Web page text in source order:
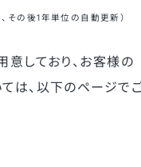
その後1年単位の自動更新）
しており、お客様の
は、以下のページで